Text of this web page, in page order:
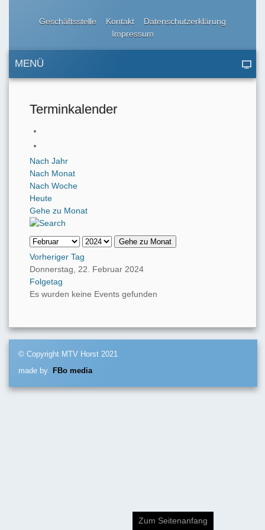
Geschäftsstelle Kontakt
Datenschutzerklärung
Impressum
MENÜ
Terminkalender
Nach Jahr
Nach Monat
Nach Woche
Heute
Gehe zu Monat
Gehe zu Monat
Vorheriger Tag
Donnerstag, 22. Februar 2024
Folgetag
Es wurden keine Events gefunden
© Copyright MTV Horst 2021
made by
FBo media
Zum Seitenanfang